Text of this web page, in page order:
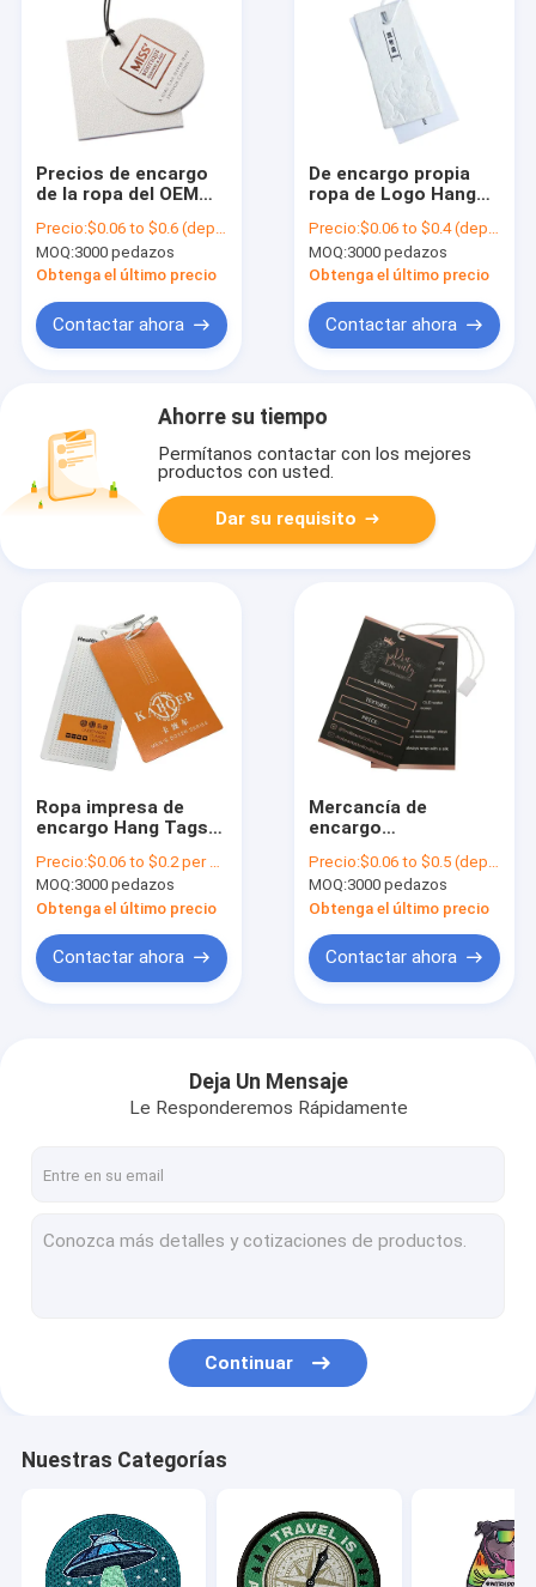
Inicio
Sobre nosotros
Precios de encargo
de la ropa del OEM
personalizado el
15cm
Precio:$0.06 to $0.6 (depends on the design and order quantity)
MOQ:3000 pedazos
Obtenga el último precio
Contactar ahora
De encargo propia
ropa de Logo Hang
Hangtags For de la
marca
Precio:$0.06 to $0.4 (depends on the design and order quantity)
MOQ:3000 pedazos
Obtenga el último precio
Contactar ahora
Ahorre su tiempo
Permítanos contactar con los mejores
productos con usted.
Dar su requisito
Ropa impresa de
encargo Hang Tags
del papel del arte
2000gsm
Precio:$0.06 to $0.2 per pieces, it depends on the design and order quantity
MOQ:3000 pedazos
Obtenga el último precio
Contactar ahora
Mercancía de
encargo
Tags Clothing Labels
Hangtags
Precio:$0.06 to $0.5 (depends on the design and order quantity)
MOQ:3000 pedazos
Obtenga el último precio
Contactar ahora
Deja Un Mensaje
Le Responderemos Rápidamente
Continuar
Nuestras Categorías